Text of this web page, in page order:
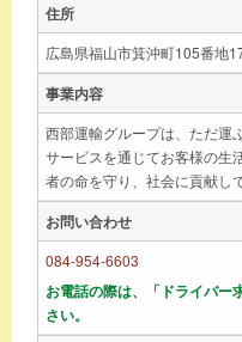
住所
広島県福山市箕沖町105番地
事業内容
西部運輸グループは、ただ運
サービスを通じてお客様の生
者の命を守り、社会に貢献し
お問い合わせ
084-954-6603
お電話の際は、「ドライバー
さい。